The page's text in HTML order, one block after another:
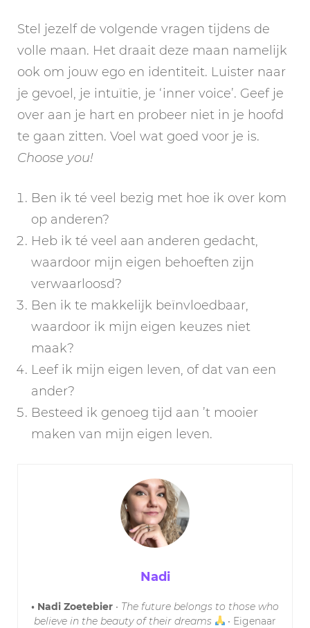
Stel jezelf de volgende vragen tijdens de
volle maan. Het draait deze maan namelijk
ook om jouw ego en identiteit. Luister naar
je gevoel, je intuïtie, je ‘inner voice’. Geef je
over aan je hart en probeer niet in je hoofd
te gaan zitten. Voel wat goed voor je is.
Choose you!
Ben ik té veel bezig met hoe ik over kom
op anderen?
Heb ik té veel aan anderen gedacht,
waardoor mijn eigen behoeften zijn
verwaarloosd?
Ben ik te makkelijk beïnvloedbaar,
waardoor ik mijn eigen keuzes niet
maak?
Leef ik mijn eigen leven, of dat van een
ander?
Besteed ik genoeg tijd aan ’t mooier
maken van mijn eigen leven.
Nadi
• Nadi Zoetebier • The future belongs to those who
believe in the beauty of their dreams
• Eigenaar